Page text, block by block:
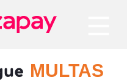
MULTAS